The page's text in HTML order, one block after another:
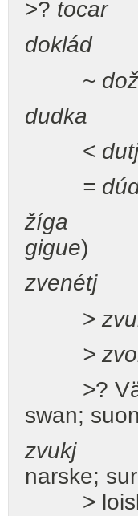
>? tocar
doklád
~
dudka
< dutj
=
žíga
gigue)
zvenétj
>
>
>?
swan;
zvukj
narske;
>